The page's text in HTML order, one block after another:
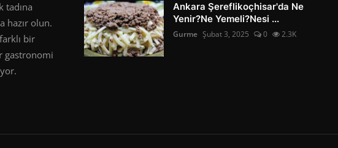
tadına
hazır olun.
bir
gastronomi
Ankara Şereflikoçhisar'da Ne
Yenir?Ne Yemeli?Nesi ...
Gurme Şubat 3, 2025 0 2.3K